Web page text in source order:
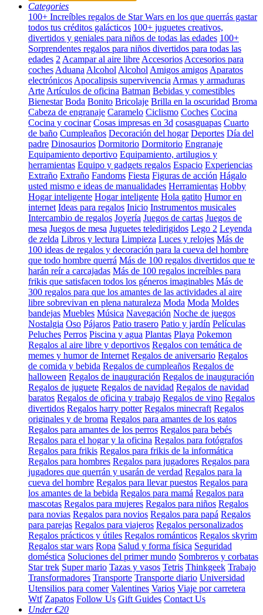
Categories
100+ Increíbles regalos de Star Wars en los que querrás gastar
todos tus créditos galácticos 100+ juguetes creativos,
divertidos y geniales para niños de todas las edades 100+
Sorprendentes regalos para niños divertidos para todas las
edades 2 Acampar al aire libre Accesorios Accesorios para
coches Aduana Alcohol Alcohol Amigos amigos Aparatos
electrónicos Apocalipsis supervivencia Armas y armaduras
Arte Artículos de oficina Batman Bebidas y comestibles
Bienestar Boda Bonito Bricolaje Brilla en la oscuridad Broma
Cabeza de engranaje Caramelo Ciclismo Coches Cocina
Cocina y cocinar Cosas impresas en 3d cosasguapas Cuarto
de baño Cumpleaños Decoración del hogar Deportes Día del
padre Dinosaurios Dormitorio Dormitorio Engranaje
Equipamiento deportivo Equipamiento, artilugios y
herramientas Equipo y gadgets regalos Espacio Experiencias
Extraño Extraño Fandoms Fiesta Figuras de acción Hágalo
usted mismo e ideas de manualidades Herramientas Hobby
Hogar inteligente Hogar inteligente Hola gatito Humor en
internet Ideas para regalos Inicio Instrumentos musicales
Intercambio de regalos Joyería Juegos de cartas Juegos de
mesa Juegos de mesa Juguetes teledirigidos Lego 2 Leyenda
de zelda Libros y lectura Limpieza Luces y relojes Más de
100 ideas de regalos y decoración para la cueva del hombre
que todo hombre querrá Más de 100 regalos divertidos que te
harán reír a carcajadas Más de 100 regalos increíbles para
frikis que satisfacen todos los géneros imaginables Más de
300 regalos para que los amantes de las actividades al aire
libre sobrevivan en plena naturaleza Moda Moda Moldes
bandejas Muebles Música Navegación Noche de juegos
Nostalgia Oso Pájaros Patio trasero Patio y jardín Películas
Peluches Perros Piscina y agua Plantas Playa Pokemon
Regalos al aire libre y deportivos Regalos con temática de
memes y humor de Internet Regalos de aniversario Regalos
de comida y bebida Regalos de cumpleaños Regalos de
halloween Regalos de inauguración Regalos de inauguración
Regalos de juguete Regalos de navidad Regalos de navidad
baratos Regalos de oficina y trabajo Regalos de vino Regalos
divertidos Regalos harry potter Regalos minecraft Regalos
originales y de broma Regalos para amantes de los gatos
Regalos para amantes de los perros Regalos para bebés
Regalos para el hogar y la oficina Regalos para fotógrafos
Regalos para frikis Regalos para frikis de la informática
Regalos para hombres Regalos para jugadores Regalos para
jugadores que querrán y usarán de verdad Regalos para la
cueva del hombre Regalos para llevar puestos Regalos para
los amantes de la bebida Regalos para mamá Regalos para
mascotas Regalos para mujeres Regalos para niños Regalos
para novias Regalos para novios Regalos para papá Regalos
para parejas Regalos para viajeros Regalos personalizados
Regalos prácticos y útiles Regalos románticos Regalos skyrim
Regalos star wars Ropa Salud y forma física Seguridad
doméstica Soluciones del primer mundo Sombreros y corbatas
Star trek Super mario Tazas y vasos Tetris Thinkgeek Trabajo
Transformadores Transporte Transporte diario Universidad
Utensilios para comer Valentines Varios Viaje por carretera
Wtf Zapatos Follow Us Gift Guides Contact Us
Under €20